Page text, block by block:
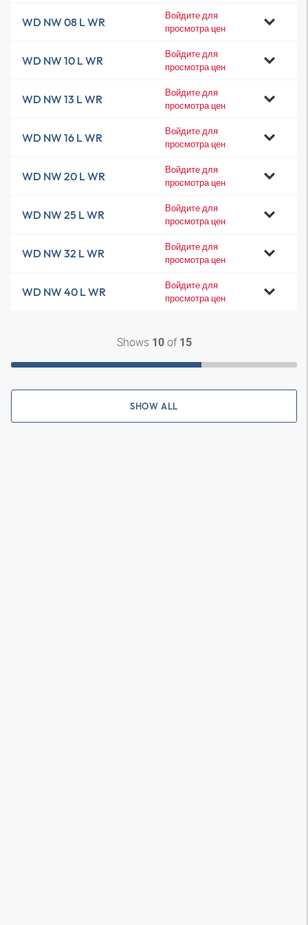
WD NW 08 L WR
Войдите для
просмотра цен
WD NW 10 L WR
Войдите для
просмотра цен
WD NW 13 L WR
Войдите для
просмотра цен
WD NW 16 L WR
Войдите для
просмотра цен
WD NW 20 L WR
Войдите для
просмотра цен
WD NW 25 L WR
Войдите для
просмотра цен
WD NW 32 L WR
Войдите для
просмотра цен
WD NW 40 L WR
Войдите для
просмотра цен
Shows 10of 15
SHOW ALL